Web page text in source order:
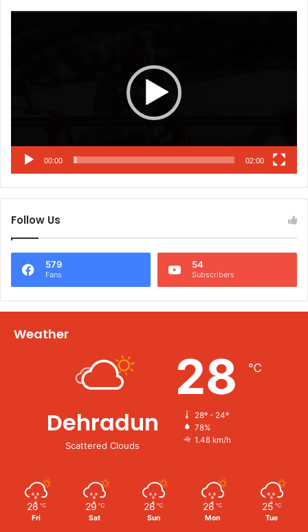
00:00 02:00
Follow Us
579
Fans
54
Subscribers
Weather
Dehradun
Scattered Clouds
28 ℃
28º - 24º
78%
1.48 km/h
28 ℃
Fri
29 ℃
Sat
28 ℃
Sun
28 ℃
Mon
25 ℃
Tue